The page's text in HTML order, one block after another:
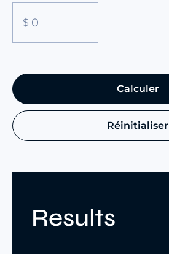
Calculer
Réinitialiser
Results